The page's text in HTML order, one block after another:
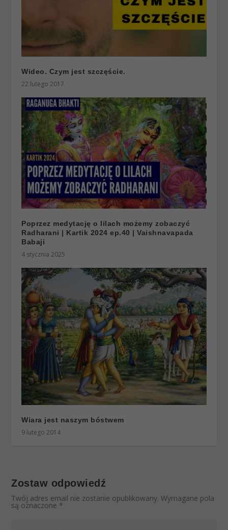
Wideo. Czym jest szczęście.
22 lutego 2017
Poprzez medytację o lilach możemy zobaczyć
Radharani | Kartik 2024 ep.40 | Vaishnavapada
Babaji
4 stycznia 2025
Wiara jest naszym bóstwem
9 lutego 2014
Zostaw odpowiedź
Twój adres email nie zostanie opublikowany. Wymagane pola
są oznaczone *